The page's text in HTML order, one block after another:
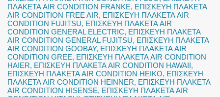
ΠΛΑΚΕΤΑ AIR CONDITION FRANKE, ΕΠΙΣΚΕΥΗ ΠΛΑΚΕΤΑ
AIR CONDITION FREE AIR, ΕΠΙΣΚΕΥΗ ΠΛΑΚΕΤΑ AIR
CONDITION FUJITSU, ΕΠΙΣΚΕΥΗ ΠΛΑΚΕΤΑ AIR
CONDITION GENERAL ELECTRIC, ΕΠΙΣΚΕΥΗ ΠΛΑΚΕΤΑ
AIR CONDITION GENERAL FUJITSU, ΕΠΙΣΚΕΥΗ ΠΛΑΚΕΤΑ
AIR CONDITION GOOBAY, ΕΠΙΣΚΕΥΗ ΠΛΑΚΕΤΑ AIR
CONDITION GREE, ΕΠΙΣΚΕΥΗ ΠΛΑΚΕΤΑ AIR CONDITION
HAIER, ΕΠΙΣΚΕΥΗ ΠΛΑΚΕΤΑ AIR CONDITION HAWAII,
ΕΠΙΣΚΕΥΗ ΠΛΑΚΕΤΑ AIR CONDITION HEIKO, ΕΠΙΣΚΕΥΗ
ΠΛΑΚΕΤΑ AIR CONDITION HEINNER, ΕΠΙΣΚΕΥΗ ΠΛΑΚΕΤΑ
AIR CONDITION HISENSE, ΕΠΙΣΚΕΥΗ ΠΛΑΚΕΤΑ AIR